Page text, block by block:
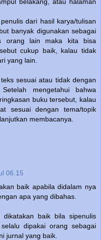
dari hasil karya/tulisan
banyak digunakan sebagai
orang lain maka kita bisa
cukup baik, kalau tidak
yang lain.
sesuai atau tidak dengan
mengetahui bahwa
buku tersebut, kalau
sesuai dengan tema/topik
membacanya.
06.15
baik apabila didalam nya
apa yang dibahas.
baik bila sipenulis
dipakai orang sebagai
jurnal yang baik.